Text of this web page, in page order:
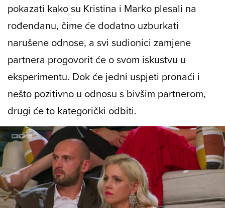
pokazati kako su Kristina i Marko plesali na
rođendanu, čime će dodatno uzburkati
narušene odnose, a svi sudionici zamjene
partnera progovorit će o svom iskustvu u
eksperimentu. Dok će jedni uspjeti pronaći i
nešto pozitivno u odnosu s bivšim partnerom,
drugi će to kategorički odbiti.